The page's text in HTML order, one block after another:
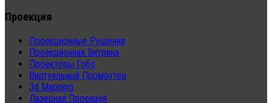
Проекция
Проекционные Решения
Проекционная Витрина
Проекторы Гобо
Виртуальный Промоутер
3d Mapping
Лазерная Проекция